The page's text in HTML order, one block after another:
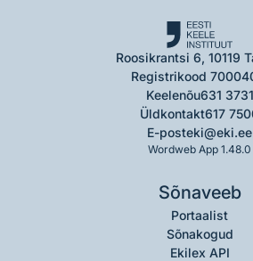
Roosikrantsi 6, 10119
Registrikood
Keelenõu631 3731
Üldkontakt617
E-posteki@eki.ee
Wordweb App 1.48.0
Sõnaveeb
Portaalist
Sõnakogud
Ekilex API